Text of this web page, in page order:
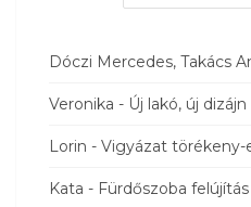
Dóczi Mercedes, Takács
Veronika - Új lakó, új dizájn
Lorin - Vigyázat törékeny-
Kata - Fürdőszoba